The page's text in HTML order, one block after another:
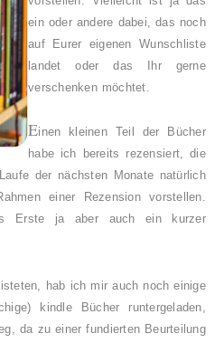
ein oder andere dabei, das noch
auf Eurer eigenen Wunschliste
landet oder das Ihr gerne
verschenken möchtet.
Einen kleinen Teil der Bücher
habe ich bereits rezensiert, die
der nächsten Monate natürlich
einer Rezension vorstellen.
Erste ja aber auch ein kurzer
hab ich mir auch noch einige
kindle Bücher runtergeladen,
da zu einer fundierten Beurteilung